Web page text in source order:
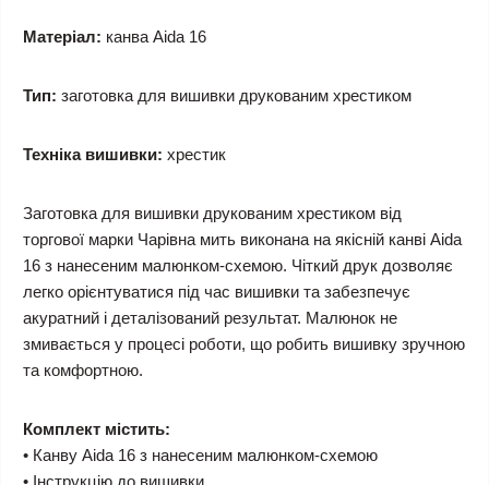
Матеріал: канва Aida 16
Тип: заготовка для вишивки друкованим хрестиком
Техніка вишивки: хрестик
Заготовка для вишивки друкованим хрестиком від
торгової марки Чарівна мить виконана на якісній канві Aida
16 з нанесеним малюнком-схемою. Чіткий друк дозволяє
легко орієнтуватися під час вишивки та забезпечує
акуратний і деталізований результат. Малюнок не
змивається у процесі роботи, що робить вишивку зручною
та комфортною.
Комплект містить:
• Канву Aida 16 з нанесеним малюнком-схемою
• Інструкцію до вишивки